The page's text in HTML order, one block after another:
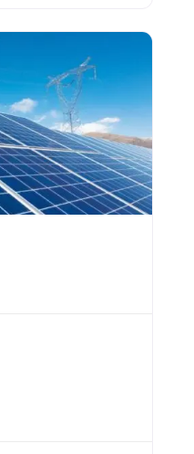
Solarenergie für
und einen Beitrag
zu leisten.